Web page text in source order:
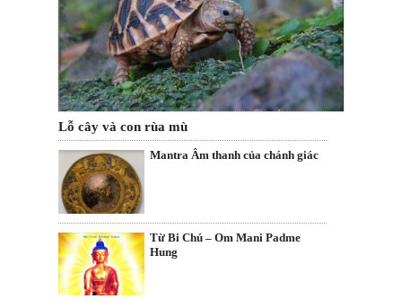
Lỗ cây và con rùa mù
Mantra Âm thanh của chánh giác
Từ Bi Chú – Om Mani Padme
Hung